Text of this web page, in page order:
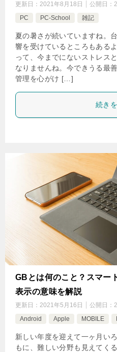
更新日： 2021年8月18日 公開日：
PC
PC-School 雑記
夏の暑さが続いていますね。
響を受けているところもある
って、今までにないストレス
なりませんね。今できうる最
管理を心がけ […]
続き
GBとは何のこと？スマー
表示の意味を解説
更新日： 2021年5月16日 公開日：
Android
Apple MOBILE
新しい年度を迎えて一ヶ月い
もに、難しい分野も見えてく